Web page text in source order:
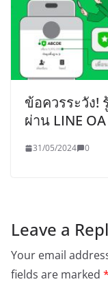
ข้อควรระวัง!
ผ่าน LINE OA
31/05/2024 0
Leave a
Your email
fields are marked *